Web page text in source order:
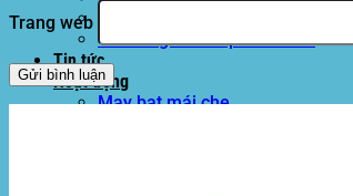
Thi Công Mái Xếp Biên Hòa
Tin tức
Hoạt động
May bạt mái che
Trang web